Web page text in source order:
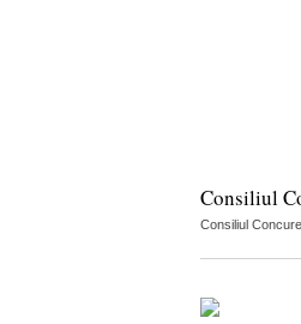
Consiliul
Consiliul